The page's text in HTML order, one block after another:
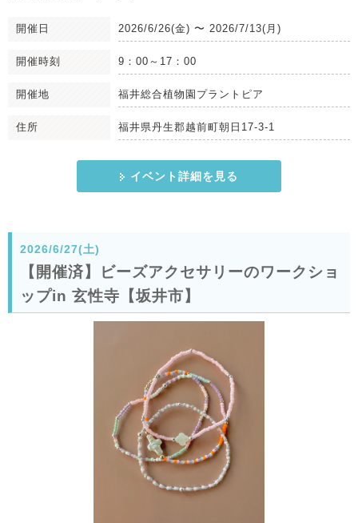
開催日 2026/6/26(金) 〜 2026/7/13(月)
開催時刻 9：00～17：00
開催地 福井総合植物園プラントピア
住所 福井県丹生郡越前町朝日17-3-1
イベント詳細を見る
2026/6/27(土)
【開催済】ビーズアクセサリーのワークショ
ップin 玄性寺【坂井市】